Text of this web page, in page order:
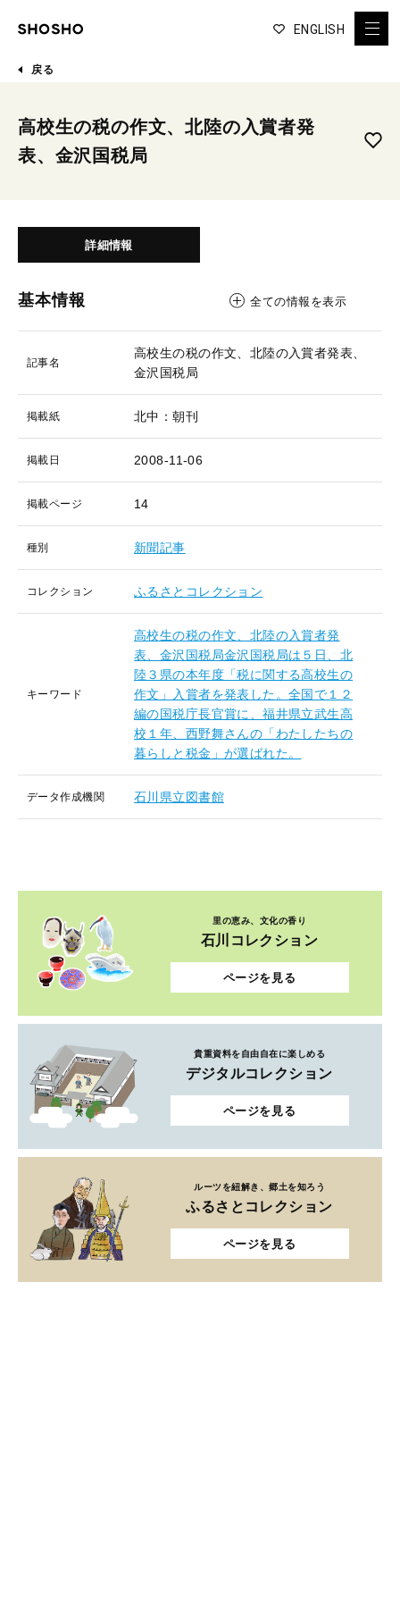
ENGLISH
戻る
高校生の税の作文、北陸の入賞者発
表、金沢国税局
詳細情報
基本情報 全ての情報を表示
記事名
高校生の税の作文、北陸の入賞者発表、
金沢国税局
掲載紙 北中：朝刊
掲載日 2008-11-06
掲載ページ 14
種別 新聞記事
コレクション ふるさとコレクション
キーワード
高校生の税の作文、北陸の入賞者発
表、金沢国税局金沢国税局は５日、北
陸３県の本年度「税に関する高校生の
作文」入賞者を発表した。全国で１２
編の国税庁長官賞に、福井県立武生高
校１年、西野舞さんの「わたしたちの
暮らしと税金」が選ばれた。
データ作成機関 石川県立図書館
里の恵み、文化の香り
石川コレクション
ページを見る
貴重資料を自由自在に楽しめる
デジタルコレクション
ページを見る
ルーツを紐解き、郷土を知ろう
ふるさとコレクション
ページを見る